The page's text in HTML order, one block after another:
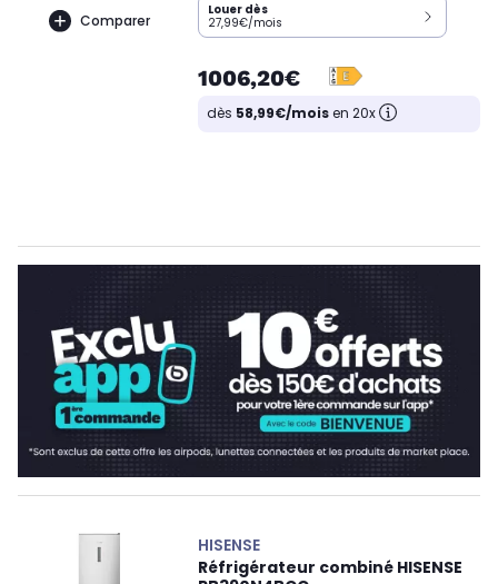
Comparer
Louer dès
27,99€/mois
1006,20€
dès 58,99€/moisen 20x
HISENSE
Réfrigérateur combiné HISENSE